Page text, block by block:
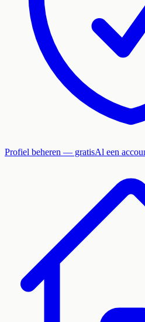
Profiel beheren — gratisAl een